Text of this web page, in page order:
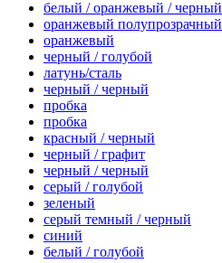
белый / оранжевый / черный
оранжевый полупрозрачный
оранжевый
черный / голубой
латунь/сталь
черный / черный
пробка
пробка
красный / черный
черный / графит
черный / черный
серый / голубой
зеленый
серый темный / черный
синий
белый / голубой